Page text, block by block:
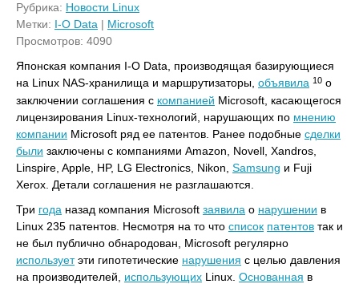
Рубрика: Новости Linux
Метки: I-O Data | Microsoft
Просмотров: 4090
Японская компания I-O Data, производящая базирующиеся
на Linux NAS-хранилища и маршрутизаторы, объявила 10 о
заключении соглашения с компанией Microsoft, касающегося
лицензирования Linux-технологий, нарушающих по мнению
компании Microsoft ряд ее патентов. Ранее подобные сделки
были заключены с компаниями Amazon, Novell, Xandros,
Linspire, Apple, HP, LG Electronics, Nikon, Samsung и Fuji
Xerox. Детали соглашения не разглашаются.
Три года назад компания Microsoft заявила о нарушении в
Linux 235 патентов. Несмотря на то что список патентов так и
не был публично обнародован, Microsoft регулярно
используетэти гипотетические нарушения с целью давления
на производителей, использующих Linux. Основанная в